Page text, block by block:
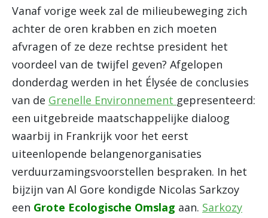
Vanaf vorige week zal de milieubeweging zich
achter de oren krabben en zich moeten
afvragen of ze deze rechtse president het
voordeel van de twijfel geven? Afgelopen
donderdag werden in het Élysée de conclusies
van de Grenelle Environnement gepresenteerd:
een uitgebreide maatschappelijke dialoog
waarbij in Frankrijk voor het eerst
uiteenlopende belangenorganisaties
verduurzamingsvoorstellen bespraken. In het
bijzijn van Al Gore kondigde Nicolas Sarkzoy
een Grote Ecologische Omslag aan. Sarkozy